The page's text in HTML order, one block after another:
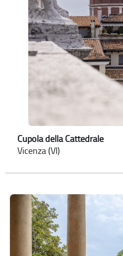
Cupola della Cattedrale
Vicenza (VI)